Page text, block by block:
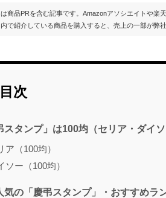
商品PRを含む記事です。Amazonアソシエイトや楽
で紹介している商品を購入すると、売上の一部が弊
目次
スタンプ」は100均（セリア・ダイ
ア（100均）
ソー（100均）
気の「慶弔スタンプ」・おすすめラ